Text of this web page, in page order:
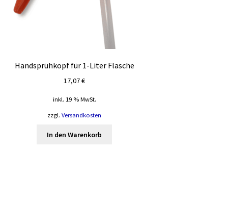
Handsprühkopf für 1-Liter Flasche
17,07€
inkl. 19 % MwSt.
zzgl.Versandkosten
In den Warenkorb